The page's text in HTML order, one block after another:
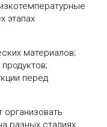
этапах
материалов;
перед
разных стадиях